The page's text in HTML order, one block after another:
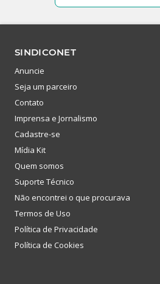
SINDICONET
Anuncie
Seja um parceiro
Contato
Imprensa e Jornalismo
Cadastre-se
Mídia Kit
Quem somos
Suporte Técnico
Não encontrei o que procurava
Termos de Uso
Política de Privacidade
Política de Cookies